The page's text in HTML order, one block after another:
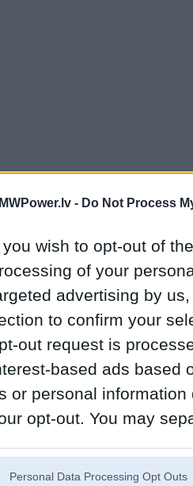
- Do Not Process
you wish to opt-out of
of your
advertising by
to confirm your
out request is
based ads based
or personal
opt-out. You may
Personal Data Processing Opt Outs